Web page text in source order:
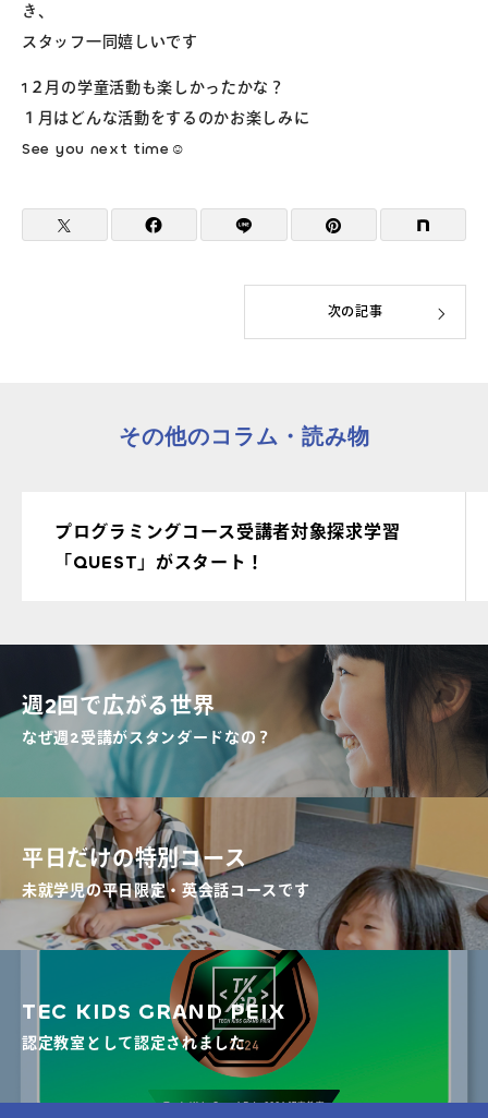
き、
スタッフ一同嬉しいです
1２月の学童活動も楽しかったかな？
１月はどんな活動をするのかお楽しみに
See you next time☺
次の記事
その他のコラム・読み物
プログラミングコース受講者対象探求学習
「QUEST」がスタート！
週2回で広がる世界
なぜ週2受講がスタンダードなの？
平日だけの特別コース
未就学児の平日限定・英会話コースです
TEC KIDS GRAND PEIX
認定教室として認定されました